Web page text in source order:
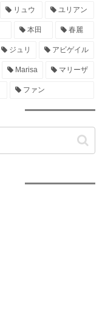
リュウ ユリアン
本田 春麗
ジュリ アビゲイル
Marisa マリーザ
ファン